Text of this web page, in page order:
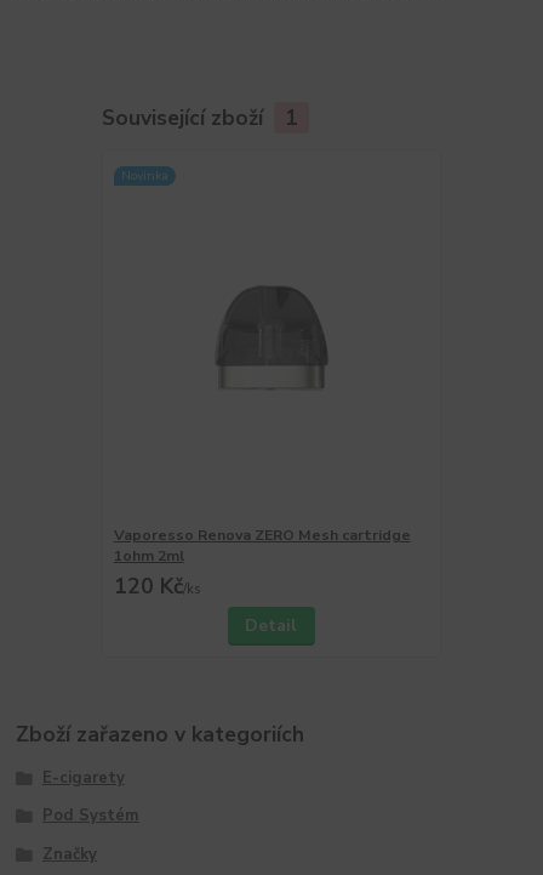
Související zboží 1
Novinka
Vaporesso Renova ZERO Mesh cartridge
1ohm 2ml
120 Kč/ks
Detail
Zboží zařazeno v kategoriích
E-cigarety
Pod Systém
Značky